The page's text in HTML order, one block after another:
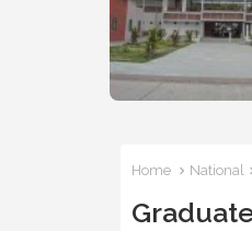
Home National
Graduate